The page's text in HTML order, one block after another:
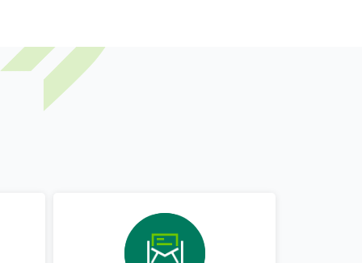
aplicación de la Política puedan ostentar